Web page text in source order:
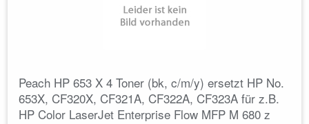
Peach HP 653 X 4 Toner (bk, c/m/y) ersetzt HP No.
653X, CF320X, CF321A, CF322A, CF323A für z.B.
HP Color LaserJet Enterprise Flow MFP M 680 z